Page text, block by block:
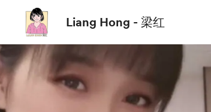
Liang Hong - 梁红